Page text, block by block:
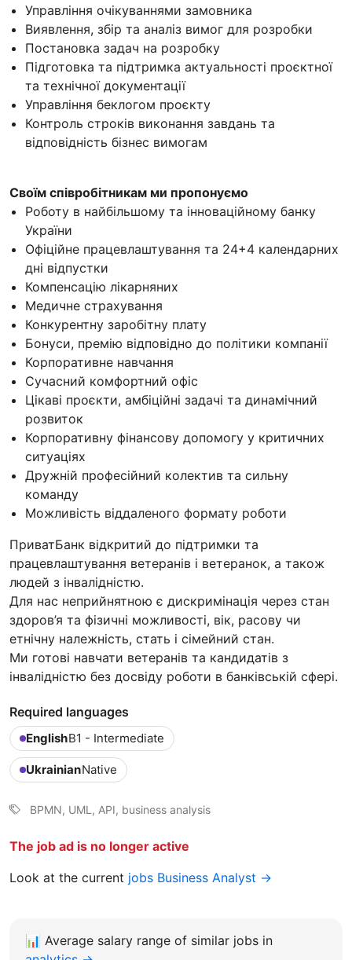
Управління очікуваннями замовника
Виявлення, збір та аналіз вимог для розробки
Постановка задач на розробку
Підготовка та підтримка актуальності проєктної
та технічної документації
Управління беклогом проєкту
Контроль строків виконання завдань та
відповідність бізнес вимогам
Своїм співробітникам ми пропонуємо
Роботу в найбільшому та інноваційному банку
України
Офіційне працевлаштування та 24+4 календарних
дні відпустки
Компенсацію лікарняних
Медичне страхування
Конкурентну заробітну плату
Бонуси, премію відповідно до політики компанії
Корпоративне навчання
Сучасний комфортний офіс
Цікаві проєкти, амбіційні задачі та динамічний
розвиток
Корпоративну фінансову допомогу у критичних
ситуаціях
Дружній професійний колектив та сильну
команду
Можливість віддаленого формату роботи
ПриватБанк відкритий до підтримки та
працевлаштування ветеранів i ветеранок, а також
людей з інвалідністю.
Для нас неприйнятною є дискримінація через стан
здоров’я та фізичні можливості, вік, расову чи
етнічну належність, стать і сімейний стан.
Ми готові навчати ветеранів та кандидатів з
інвалідністю без досвіду роботи в банківській сфері.
Required languages
EnglishB1 - Intermediate
UkrainianNative
BPMN, UML, API, business analysis
The job ad is no longer active
Look at the current jobs Business Analyst →
📊 Average salary range of similar jobs in